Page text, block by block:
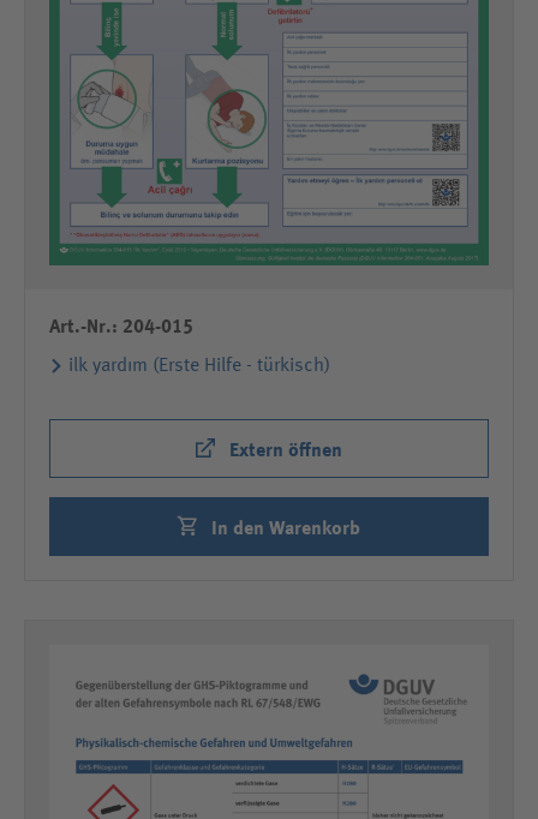
Art.-Nr.: 204-015
ilk yardım (Erste Hilfe - türkisch)
Extern öffnen
In den Warenkorb